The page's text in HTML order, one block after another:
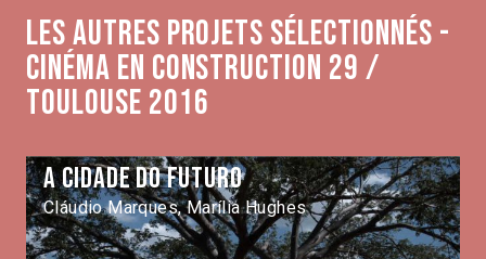
Les autres projets sélectionnés -
Cinéma en construction 29 /
Toulouse 2016
A cidade do futuro
Cláudio Marques, Marília Hughes